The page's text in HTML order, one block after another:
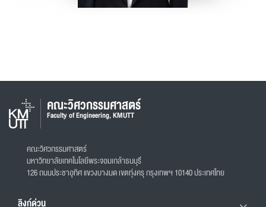
คณะวิศวกรรมศาสตร์
Faculty of Engineering, KMUTT
คณะวิศวกรรมศาสตร์
มหาวิทยาลัยเทคโนโลยีพระจอมเกล้าธนบุรี
126 ถนนประชาอุทิศ แขวงบางมด เขตทุ่งครุ กรุงเทพฯ 10140 ประเทศไทย
ลิงก์ด่วน